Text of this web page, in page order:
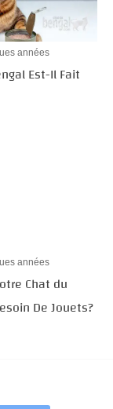
années
Est-Il Fait
années
Chat du
De Jouets?